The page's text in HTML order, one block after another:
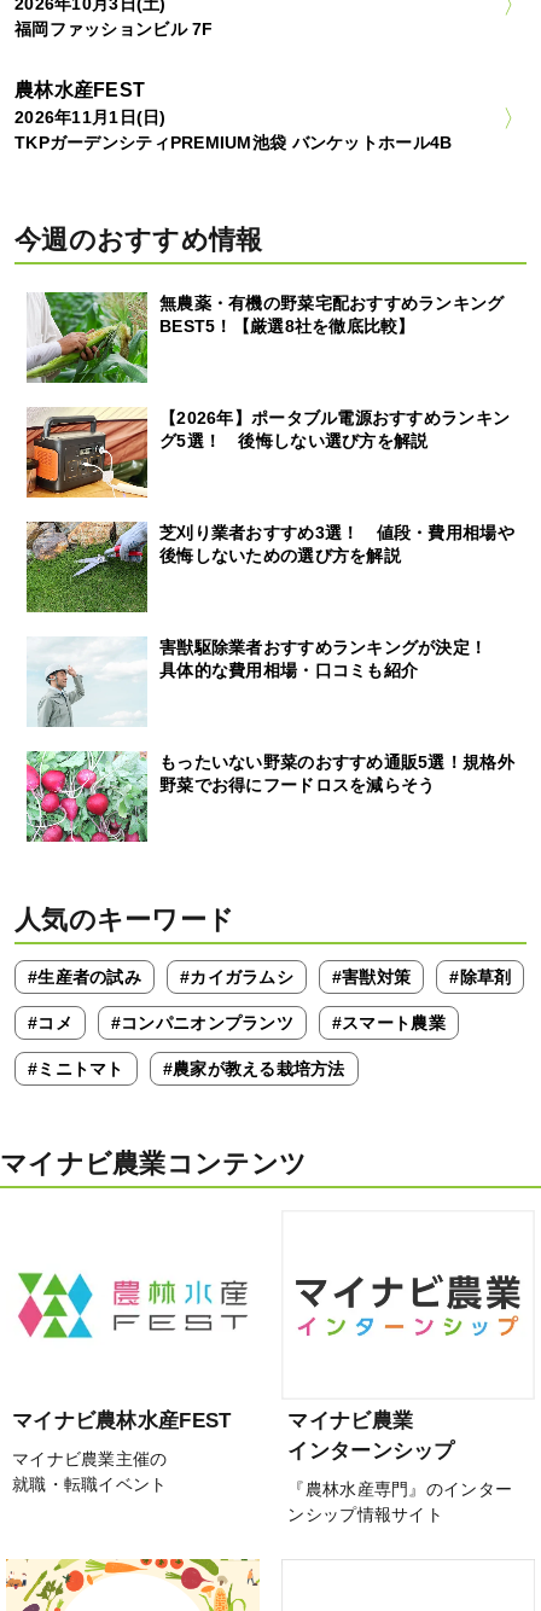
福岡ファッションビル 7F
農林水産FEST
2026年11月1日(日)
TKPガーデンシティPREMIUM池袋 バンケットホール4B
今週のおすすめ情報
無農薬・有機の野菜宅配おすすめランキング
BEST5！【厳選8社を徹底比較】
【2026年】ポータブル電源おすすめランキン
グ5選！ 後悔しない選び方を解説
芝刈り業者おすすめ3選！ 値段・費用相場や
後悔しないための選び方を解説
害獣駆除業者おすすめランキングが決定！
具体的な費用相場・口コミも紹介
もったいない野菜のおすすめ通販5選！規格外
野菜でお得にフードロスを減らそう
人気のキーワード
#生産者の試み #カイガラムシ #害獣対策 #除草剤
#コメ #コンパニオンプランツ #スマート農業
#ミニトマト #農家が教える栽培方法
マイナビ農業コンテンツ
マイナビ農林水産FEST
マイナビ農業主催の
就職・転職イベント
マイナビ農業
インターンシップ
『農林水産専門』のインター
ンシップ情報サイト